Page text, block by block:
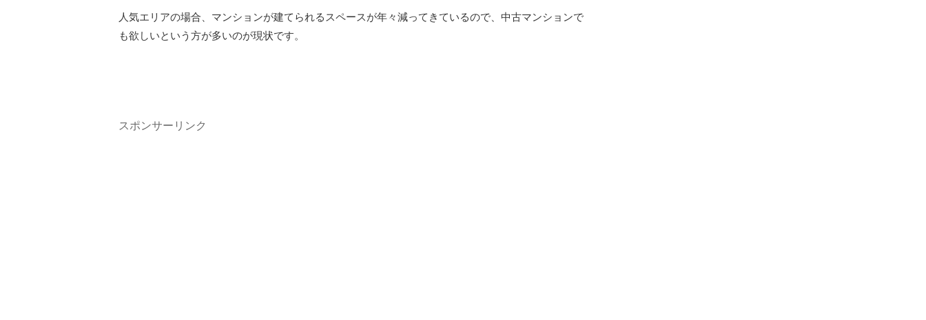
人気エリアの場合、マンションが建てられるスペースが年々減ってきているので、中古マンションで
も欲しいという方が多いのが現状です。
スポンサーリンク